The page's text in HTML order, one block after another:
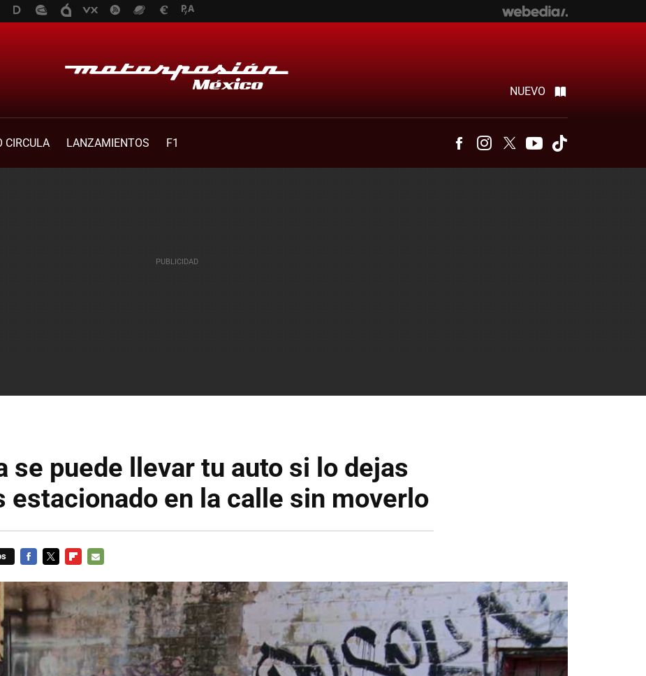
NUEVO
CIRCULA LANZAMIENTOS F1 FacebookInstagram
Twitter Youtube
se puede llevar tu auto si lo dejas
estacionado en la calle sin moverlo
MAIL